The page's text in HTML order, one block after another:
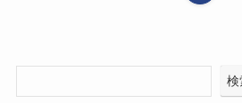
検